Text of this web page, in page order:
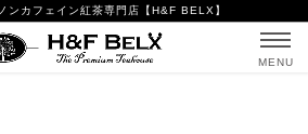
ンカフェイン紅茶専門店【H&F BELX】
MENU